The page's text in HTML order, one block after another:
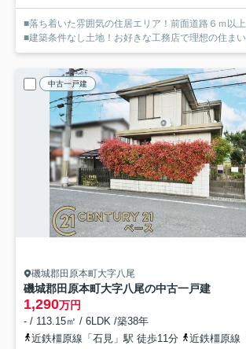
■落ち着いた雰囲気の住居エリア！前面道路６ｍ以上
■建築条件なし土地！お好きな工務店で理想の住まい
中古一戸建
磯城郡田原本町大字八尾
磯城郡田原本町大字八尾の中古一戸建
1,290万円
- / 113.15㎡ / 6LDK /築38年
近鉄橿原線「石見」駅 徒歩11分
近鉄橿原線「